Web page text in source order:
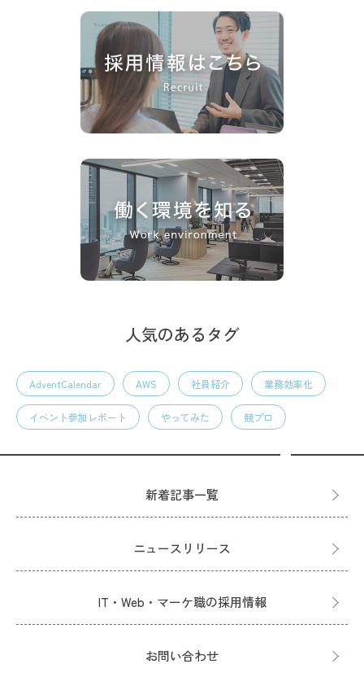
人気のあるタグ
AdventCalendar AWS 社員紹介 業務効率化
イベント参加レポート やってみた 競プロ
新着記事一覧
ニュースリリース
IT・Web・マーケ職の採用情報
お問い合わせ